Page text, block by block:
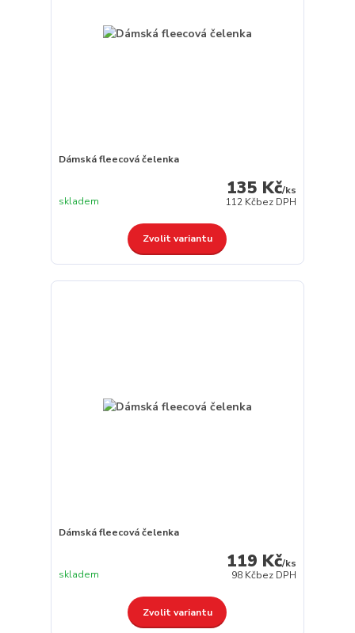
Dámská fleecová čelenka
135 Kč/ks
112 Kčbez DPH
skladem
Zvolit variantu
Dámská fleecová čelenka
119 Kč/ks
98 Kčbez DPH
skladem
Zvolit variantu